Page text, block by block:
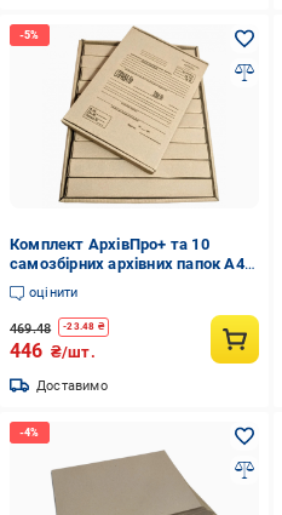
Комплект АрхівПро+ та 10
самозбірних архівних папок А4
40 мм 410х330х235 мм
(11664942)
оцінити
469.48 -23.48 ₴
446 ₴/шт.
Доставимо